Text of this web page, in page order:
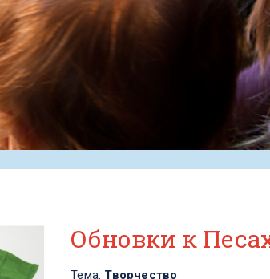
Обновки к
Тема: Творчество